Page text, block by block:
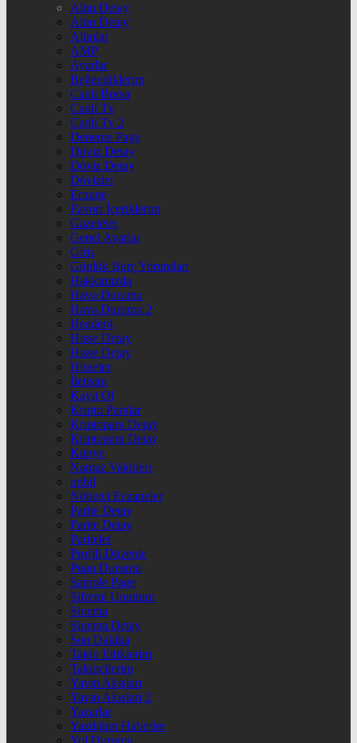
Altın Detay
Altın Detay
Altınlar
AMP
Ayarlar
Beğendiklerim
Canlı Borsa
Canlı Tv
Canlı Tv 2
Deneme Page
Döviz Detay
Döviz Detay
Dövizler
Eczane
Favori İçeriklerim
Gazeteler
Genel Ayarlar
Giriş
Günlük Burç Yorumları
Hakkımızda
Hava Durumu
Hava Durumu 2
Header4
Hisse Detay
Hisse Detay
Hisseler
İletişim
Kayıt Ol
Kripto Paralar
Kriptopara Detay
Kriptopara Detay
Künye
Namaz Vakitleri
nnbil
Nöbetçi Eczaneler
Parite Detay
Parite Detay
Pariteler
Profili Düzenle
Puan Durumu
Sample Page
Şifremi Unuttum
Sinema
Sinema Detay
Son Dakika
Takip Ettiklerim
Takipçilerim
Yayın Akışları
Yayın Akışları 2
Yazarlar
Yazdığım Haberler